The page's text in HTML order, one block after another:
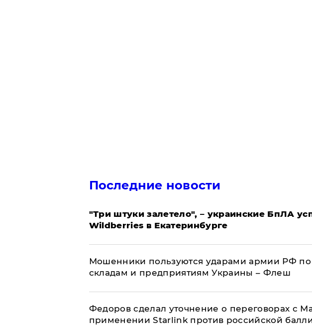
Последние новости
"Три штуки залетело", – украинские БпЛА
Wildberries в Екатеринбурге
Мошенники пользуются ударами армии РФ по
складам и предприятиям Украины – Флеш
Федоров сделал уточнение о переговорах с
применении Starlink против российской